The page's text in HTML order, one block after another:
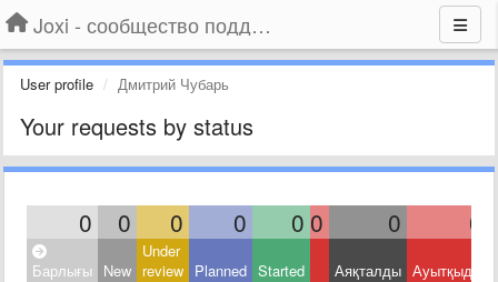
Joxi - сообщество поддержки
User profile Дмитрий Чубарь
Your requests by status
0 0 0 0 0 0 0 0
Барлығы New
Under
review Planned Started Аяқталды Ауытқыды